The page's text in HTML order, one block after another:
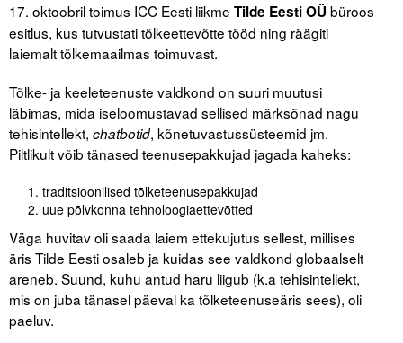
Tegevused
Publikatsioonid
Viidad
ICC WBO
ICC komisjonid
Digiraamatukogu
Juhendid ja väljaanded
Videod
17. oktoobril toimus ICC Eesti liikme Tilde Eesti OÜ büroos
esitlus, kus tutvustati tõlkeettevõtte tööd ning räägiti
laiemalt tõlkemaailmas toimuvast.
Tõlke- ja keeleteenuste valdkond on suuri muutusi
läbimas, mida iseloomustavad sellised märksõnad nagu
tehisintellekt, chatbotid, kõnetuvastussüsteemid jm.
Piltlikult võib tänased teenusepakkujad jagada kaheks:
traditsioonilised tõlketeenusepakkujad
uue põlvkonna tehnoloogiaettevõtted
Väga huvitav oli saada laiem ettekujutus sellest, millises
äris Tilde Eesti osaleb ja kuidas see valdkond globaalselt
areneb. Suund, kuhu antud haru liigub (k.a tehisintellekt,
mis on juba tänasel päeval ka tõlketeenuseäris sees), oli
paeluv.